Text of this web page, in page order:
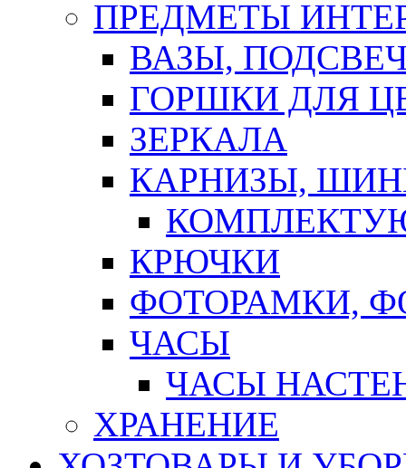
ПРЕДМЕТЫ
ВАЗЫ,
ГОРШКИ ДЛЯ
ЗЕРКАЛА
КАРНИЗЫ,
КРЮЧКИ
ФОТОРАМКИ,
ЧАСЫ
ЧАСЫ
ХРАНЕНИЕ